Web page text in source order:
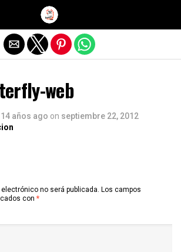
web
14 años ago on septiembre 22, 2012
no será publicada. Los campos
con *
Salir de la versión móvil